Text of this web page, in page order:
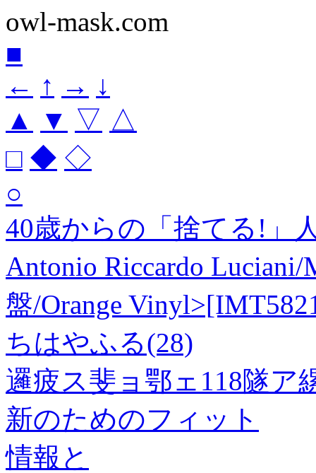
owl-mask.com
■
← ↑ → ↓
▲
▼ ▽ △
□ ◆ ◇
○
40歳からの「捨てる!」
Antonio Riccardo Luciani/
盤/Orange
ちはやふる(28)
邏疲ス斐ョ鄂ェ118隧ア
新のためのフィット
情報と